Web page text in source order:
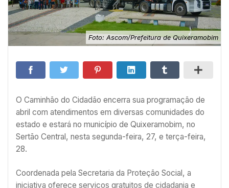
Foto: Ascom/Prefeitura de Quixeramobim
O Caminhão do Cidadão encerra sua programação de
abril com atendimentos em diversas comunidades do
estado e estará no município de Quixeramobim, no
Sertão Central, nesta segunda-feira, 27, e terça-feira,
28.
Coordenada pela Secretaria da Proteção Social, a
iniciativa oferece serviços gratuitos de cidadania e